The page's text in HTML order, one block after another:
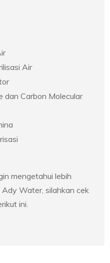
Air
dan Carbon Molecular
mengetahui lebih
Water, silahkan cek
ini.